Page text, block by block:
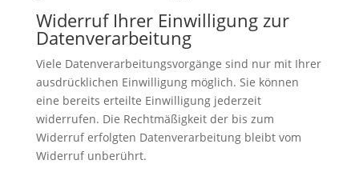
Widerruf Ihrer Einwilligung zur
Datenverarbeitung
Viele Datenverarbeitungsvorgänge sind nur mit Ihrer
ausdrücklichen Einwilligung möglich. Sie können
eine bereits erteilte Einwilligung jederzeit
widerrufen. Die Rechtmäßigkeit der bis zum
Widerruf erfolgten Datenverarbeitung bleibt vom
Widerruf unberührt.